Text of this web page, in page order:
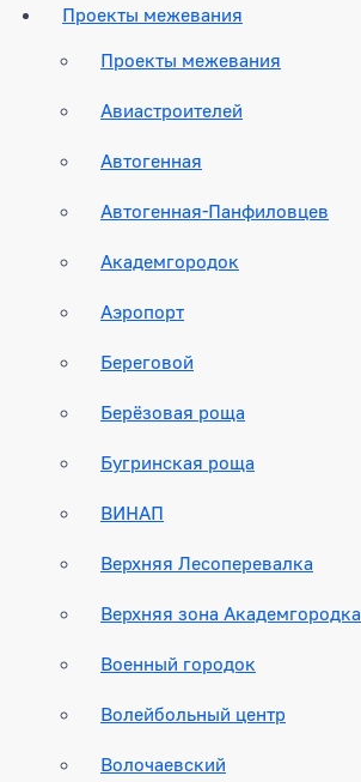
Проекты межевания
Проекты межевания
Авиастроителей
Автогенная
Автогенная-Панфиловцев
Академгородок
Аэропорт
Береговой
Берёзовая роща
Бугринская роща
ВИНАП
Верхняя Лесоперевалка
Верхняя зона Академгородка
Военный городок
Волейбольный центр
Волочаевский